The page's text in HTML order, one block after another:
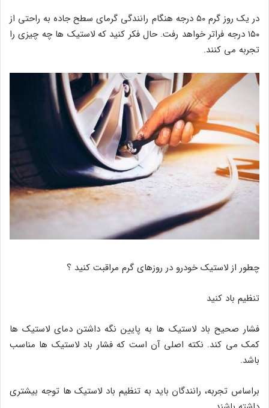
در یک روز گرم ۵۰ درجه هنگام رانندگی گرمای سطح جاده به راحتی از
۱۵۰ درجه فراتر خواهد رفت. حال فکر کنید که لاستیک ها چه چیزی را
تجربه می کنند.
چطور از لاستیک خودرو در روزهای گرم مراقبت کنید ؟
تنظیم باد کنید
فشار صحیح باد لاستیک ها به پایین نگه داشتن دمای لاستیک ها
کمک می کند. نکته اصلی آن است که فشار باد لاستیک ها مناسب
باشد.
براساس تجربه، رانندگان باید به تنظیم باد لاستیک ها توجه بیشتری